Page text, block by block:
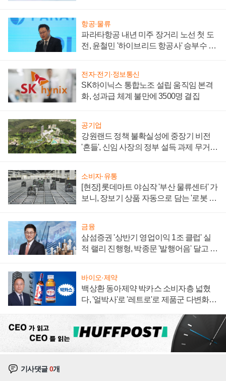
항공·물류
파라타항공 내년 미주 장거리 노선 첫 도
전, 윤철민 '하이브리드 항공사' 승부수 통
전자·전기·정보통신
SK하이닉스 통합노조 설립 움직임 본격
화, 성과급 체계 불만에 3500명 결집
공기업
강원랜드 정책 불확실성에 중장기 비전
'흔들', 신임 사장의 정부 설득 과제 무거워
소비자·유통
[현장] 롯데마트 야심작 '부산 물류센터' 가
보니, 장보기 상품 자동으로 담는 '로봇 40
금융
삼섬증권 '상반기 영업이익 1조 클럽' 실
적 랠리 진행형, 박종문 '발행어음' 달고 연
바이오·제약
백상환 동아제약 박카스 소비자층 넓혔
다, '얼박사'로 '레트로'로 제품군 다변화
기사댓글0개